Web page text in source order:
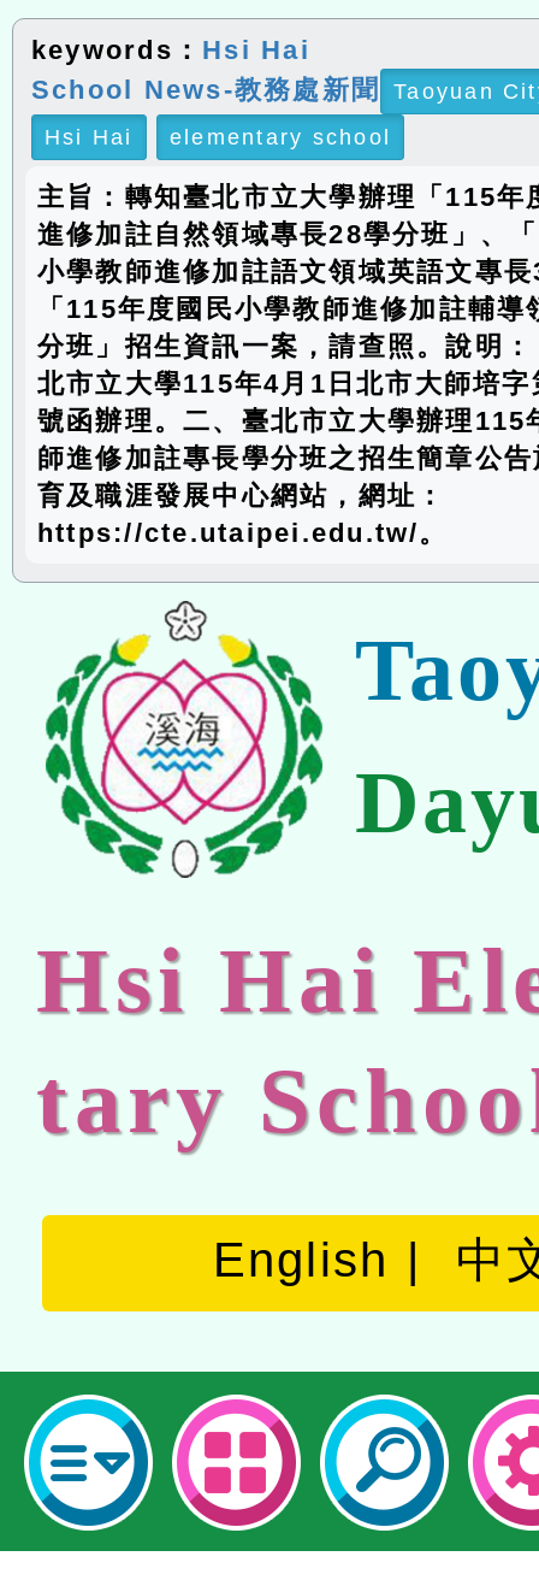
keywords： Hsi Hai
School News-教務處新聞
Taoyuan
Hsi Hai
elementary school
主旨：轉知臺北市立大學辦理「115年
進修加註自然領域專長28學分班」、
小學教師進修加註語文領域英語文專
「115年度國民小學教師進修加註輔
分班」招生資訊一案，請查照。說明
北市立大學115年4月1日北市大師培
號函辦理。二、臺北市立大學辦理115
師進修加註專長學分班之招生簡章公
育及職涯發展中心網站，網址：
https://cte.utaipei.edu.tw/。
Hsi Hai
tary
English 中